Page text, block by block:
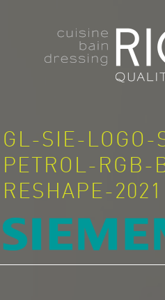
NOS RÉALISATIONS
EN CE MOMENT
CONTACT
GL-SIE-LOGO-
PETROL-RGB-
RESHAPE-2021